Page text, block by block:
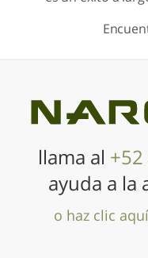
llama al
ayuda a la
o haz clic